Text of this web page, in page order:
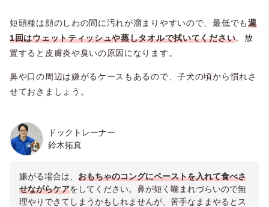
短頭種は顔のしわの間に汚れが溜まりやすいので、最低でも週
1回はウェットティッシュや蒸しタオルで拭いてください。放
置すると皮膚炎や臭いの原因になります。
鼻や口の周辺は嫌がるケースもあるので、子犬の頃から慣れさ
せておきましょう。
ドックトレーナー
鈴木拓真
嫌がる場合は、 おもちゃのコングにペーストを入れて食べさ
せながらケアをしてください。鼻が短く噛まれづらいので無
理やりできてしまうかもしれませんが、苦手なままやるとス